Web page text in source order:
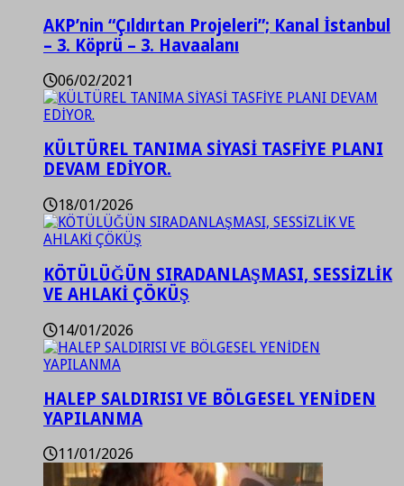
AKP’nin “Çıldırtan Projeleri”; Kanal İstanbul
– 3. Köprü – 3. Havaalanı
06/02/2021
KÜLTÜREL TANIMA SİYASİ TASFİYE PLANI
DEVAM EDİYOR.
18/01/2026
KÖTÜLÜĞÜN SIRADANLAŞMASI, SESSİZLİK
VE AHLAKİ ÇÖKÜŞ
14/01/2026
HALEP SALDIRISI VE BÖLGESEL YENİDEN
YAPILANMA
11/01/2026